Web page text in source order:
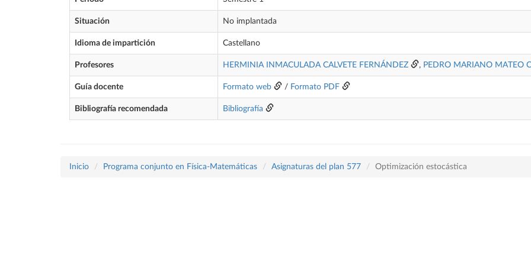
Situación No implantada
Idioma de impartición Castellano
Profesores HERMINIA INMACULADA CALVETE FERNÁNDEZ , PEDRO MARIANO MATEO
Guía docente Formato web / Formato PDF
Bibliografía recomendada Bibliografía
Inicio Programa conjunto en Física-Matemáticas Asignaturas del plan 577 Optimización estocástica